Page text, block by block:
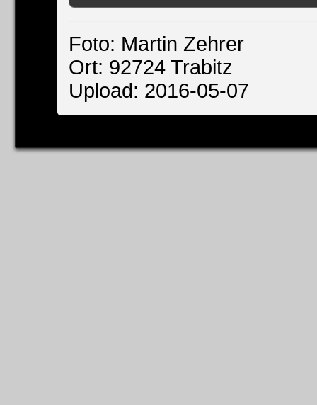
Foto: Martin Zehrer
Ort: 92724 Trabitz
Upload: 2016-05-07